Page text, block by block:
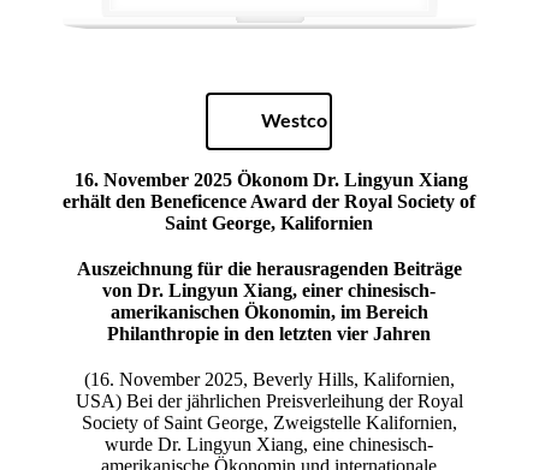
Westco
16. November 2025Ökonom Dr. Lingyun Xiang
erhält den Beneficence Award der Royal Society of
Saint George, Kalifornien
Auszeichnung für die herausragenden Beiträge
von Dr. Lingyun Xiang, einer chinesisch-
amerikanischen Ökonomin, im Bereich
Philanthropie in den letzten vier Jahren
(16. November 2025, Beverly Hills, Kalifornien,
USA) Bei der jährlichen Preisverleihung der Royal
Society of Saint George, Zweigstelle Kalifornien,
wurde Dr. Lingyun Xiang, eine chinesisch-